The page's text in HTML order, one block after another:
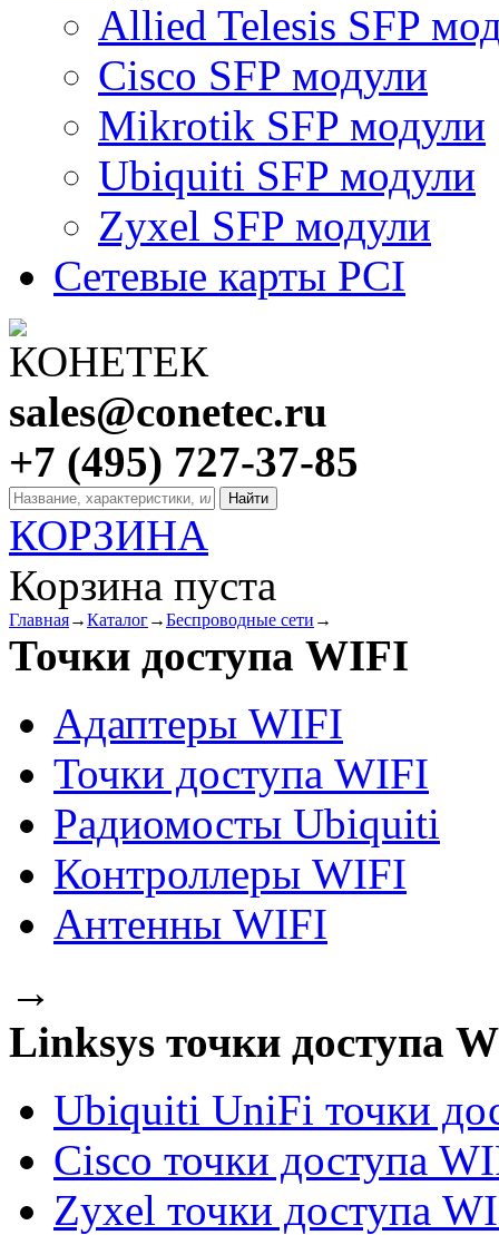
Allied Telesis SFP
Cisco SFP модули
Mikrotik SFP модули
Ubiquiti SFP модули
Zyxel SFP модули
Сетевые карты PCI
sales@conetec.ru
+7 (495) 727-37-85
КОРЗИНА
Корзина пуста
Главная→Каталог→Беспроводные сети →
Точки доступа WIFI
Адаптеры WIFI
Точки доступа WIFI
Радиомосты Ubiquiti
Контроллеры WIFI
Антенны WIFI
→
Linksys точки доступа
Ubiquiti UniFi точки
Cisco точки доступа
Zyxel точки доступа